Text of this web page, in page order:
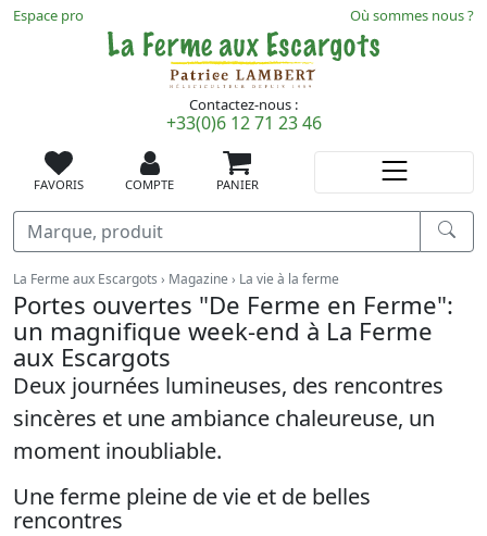
Recherche
FAVORIS COMPTE PANIER
Contactez-nous :
+33(0)6 12 71 23 46
Espace pro Où sommes nous ?
Vous êtes ici :
La Ferme aux Escargots Magazine La vie à la ferme
Portes ouvertes "De Ferme en Ferme":
un magnifique week-end à La Ferme
aux Escargots
Deux journées lumineuses, des rencontres
sincères et une ambiance chaleureuse, un
moment inoubliable.
Une ferme pleine de vie et de belles
rencontres